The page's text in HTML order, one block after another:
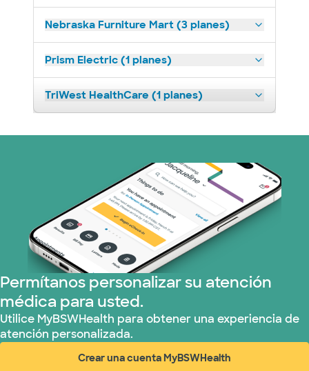
Nebraska Furniture Mart (3 planes)
Prism Electric (1 planes)
TriWest HealthCare (1 planes)
Permítanos personalizar su atención
médica para usted.
Utilice MyBSWHealth para obtener una experiencia de
atención personalizada.
Crear una cuenta MyBSWHealth
(abre en ventana nueva)